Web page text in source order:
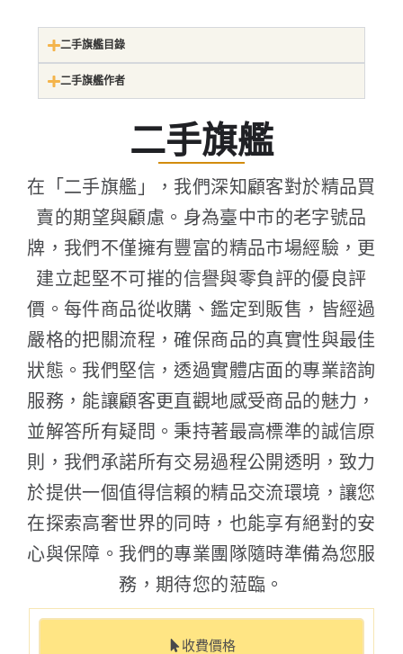
二手旗艦目錄
二手旗艦作者
二手旗艦
在「二手旗艦」，我們深知顧客對於精品買
賣的期望與顧慮。身為臺中市的老字號品
牌，我們不僅擁有豐富的精品市場經驗，更
建立起堅不可摧的信譽與零負評的優良評
價。每件商品從收購、鑑定到販售，皆經過
嚴格的把關流程，確保商品的真實性與最佳
狀態。我們堅信，透過實體店面的專業諮詢
服務，能讓顧客更直觀地感受商品的魅力，
並解答所有疑問。秉持著最高標準的誠信原
則，我們承諾所有交易過程公開透明，致力
於提供一個值得信賴的精品交流環境，讓您
在探索高奢世界的同時，也能享有絕對的安
心與保障。我們的專業團隊隨時準備為您服
務，期待您的蒞臨。
收費價格